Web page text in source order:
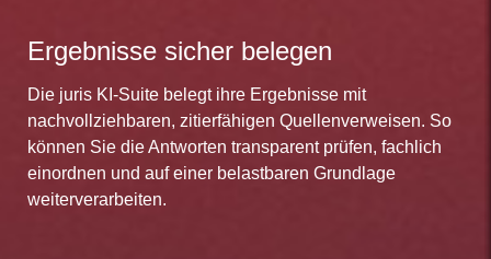
Ergebnisse sicher belegen
Die juris KI-Suite belegt ihre Ergebnisse mit
nachvollziehbaren, zitierfähigen Quellenverweisen. So
können Sie die Antworten transparent prüfen, fachlich
einordnen und auf einer belastbaren Grundlage
weiterverarbeiten.